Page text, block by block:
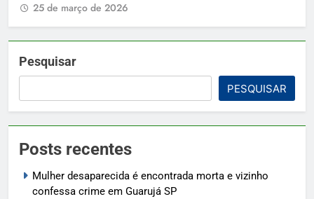
25 de março de 2026
Pesquisar
PESQUISAR
Posts recentes
Mulher desaparecida é encontrada morta e vizinho
confessa crime em Guarujá SP